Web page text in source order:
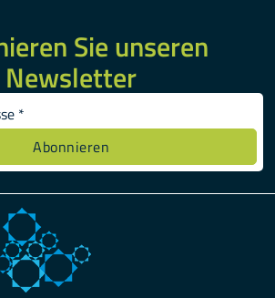
Sie unseren
Newsletter